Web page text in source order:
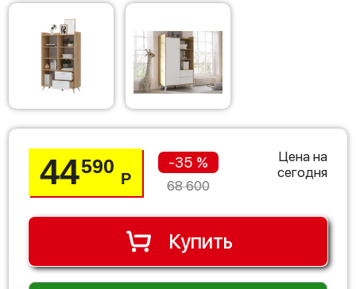
44590
Р
-35 %
68 600
Цена на
сегодня
Купить